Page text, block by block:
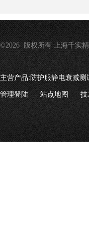
©2026 版权所有 上海千实
主营产品:防护服静电衰减测
管理登陆 站点地图 技